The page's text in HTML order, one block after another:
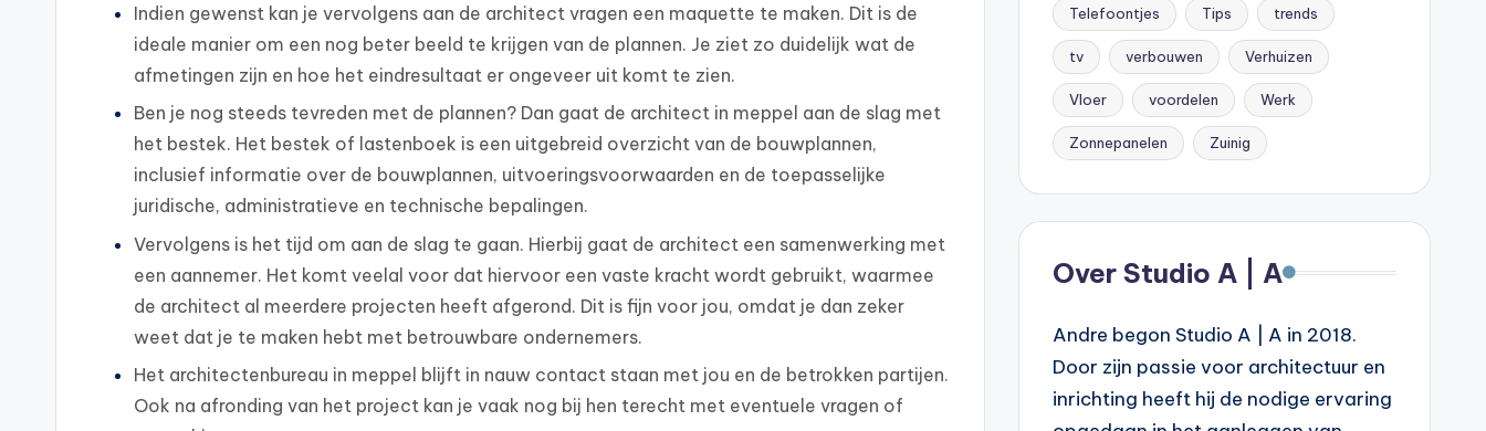
Indien gewenst kan je vervolgens aan de architect vragen een maquette te maken. Dit is de
ideale manier om een nog beter beeld te krijgen van de plannen. Je ziet zo duidelijk wat de
afmetingen zijn en hoe het eindresultaat er ongeveer uit komt te zien.
Ben je nog steeds tevreden met de plannen? Dan gaat de architect in meppel aan de slag met
het bestek. Het bestek of lastenboek is een uitgebreid overzicht van de bouwplannen,
inclusief informatie over de bouwplannen, uitvoeringsvoorwaarden en de toepasselijke
juridische, administratieve en technische bepalingen.
Vervolgens is het tijd om aan de slag te gaan. Hierbij gaat de architect een samenwerking met
een aannemer. Het komt veelal voor dat hiervoor een vaste kracht wordt gebruikt, waarmee
de architect al meerdere projecten heeft afgerond. Dit is fijn voor jou, omdat je dan zeker
weet dat je te maken hebt met betrouwbare ondernemers.
Het architectenbureau in meppel blijft in nauw contact staan met jou en de betrokken partijen.
Ook na afronding van het project kan je vaak nog bij hen terecht met eventuele vragen of
Telefoontjes Tips trends
tv verbouwen Verhuizen
Vloer voordelen Werk
Zonnepanelen Zuinig
Over Studio A | A
Andre begon Studio A | A in 2018.
Door zijn passie voor architectuur en
inrichting heeft hij de nodige ervaring